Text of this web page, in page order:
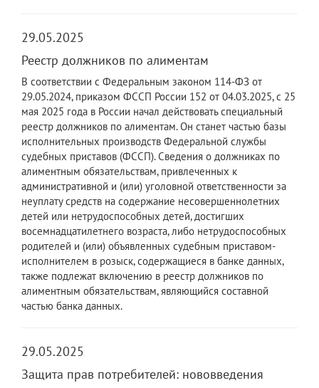
29.05.2025
Реестр должников по алиментам
В соответствии с Федеральным законом 114-ФЗ от
29.05.2024, приказом ФССП России 152 от 04.03.2025, с 25
мая 2025 года в России начал действовать специальный
реестр должников по алиментам. Он станет частью базы
исполнительных производств Федеральной службы
судебных приставов (ФССП). Сведения о должниках по
алиментным обязательствам, привлеченных к
административной и (или) уголовной ответственности за
неуплату средств на содержание несовершеннолетних
детей или нетрудоспособных детей, достигших
восемнадцатилетнего возраста, либо нетрудоспособных
родителей и (или) объявленных судебным приставом-
исполнителем в розыск, содержащиеся в банке данных,
также подлежат включению в реестр должников по
алиментным обязательствам, являющийся составной
частью банка данных.
29.05.2025
Защита прав потребителей: нововведения